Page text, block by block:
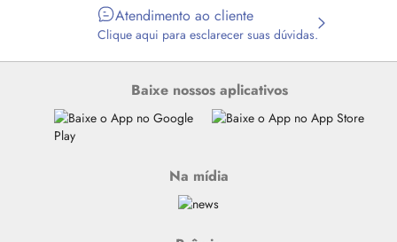
Atendimento ao cliente
Clique aqui para esclarecer suas dúvidas.
Baixe nossos aplicativos
Na mídia